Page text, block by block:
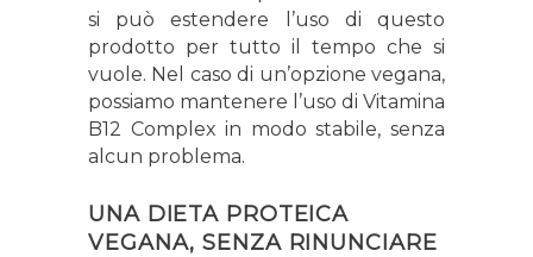
si può estendere l’uso di questo
prodotto per tutto il tempo che si
vuole. Nel caso di un’opzione vegana,
possiamo mantenere l’uso di Vitamina
B12 Complex in modo stabile, senza
alcun problema.
UNA DIETA PROTEICA
VEGANA, SENZA RINUNCIARE